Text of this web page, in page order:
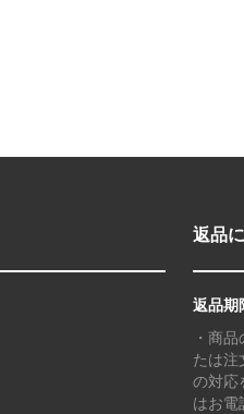
返品
返品期
・商
たは注
の対応
はお電